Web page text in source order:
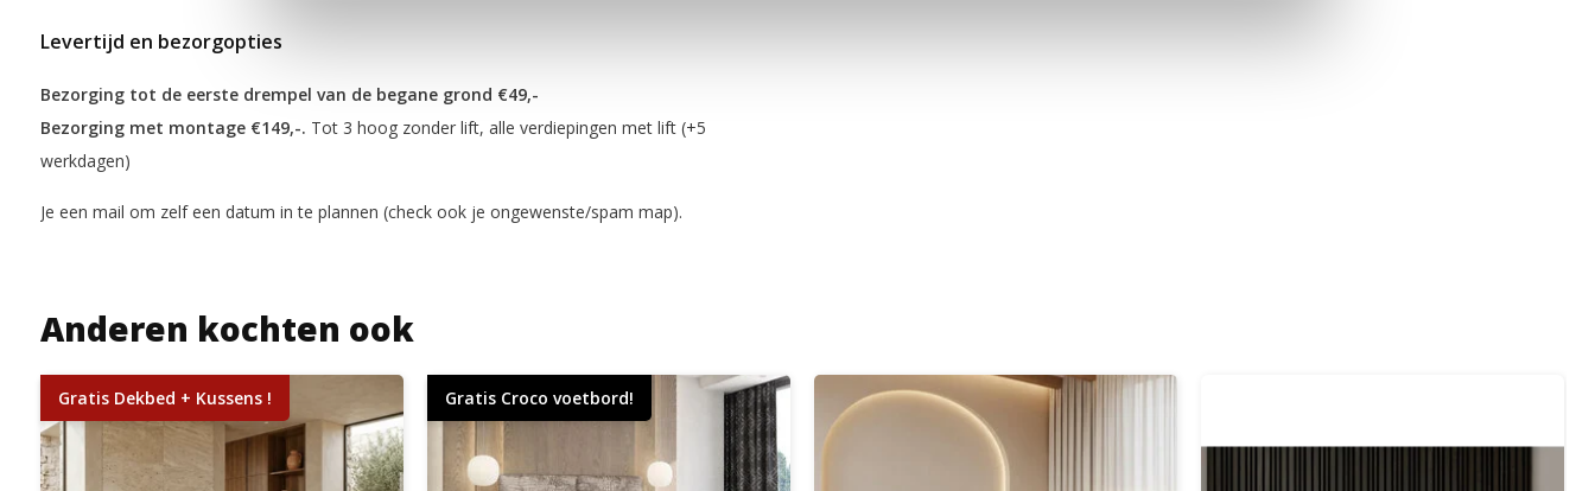
Levertijd en bezorgopties
Bezorging tot de eerste drempel van de begane grond €49,-
Bezorging met montage €149,-. Tot 3 hoog zonder lift, alle verdiepingen met lift (+5
werkdagen)
Je een mail om zelf een datum in te plannen (check ook je ongewenste/spam map).
Anderen kochten ook
Gratis Dekbed + Kussens ! Gratis Croco voetbord!